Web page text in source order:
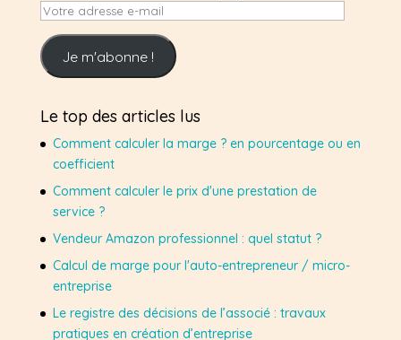
Votre
adresse
e-
mail
Je m'abonne !
Le top des articles lus
Comment calculer la marge ? en pourcentage ou en
coefficient
Comment calculer le prix d'une prestation de
service ?
Vendeur Amazon professionnel : quel statut ?
Calcul de marge pour l'auto-entrepreneur / micro-
entreprise
Le registre des décisions de l’associé : travaux
pratiques en création d’entreprise